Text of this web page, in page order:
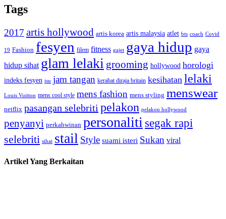
Tags
2017 artis hollywood artis korea artis malaysia atlet bts coach Covid
19 Fashion fesyen filem fitness gajet gaya hidup gaya
hidup sihat glam lelaki grooming hollywood horologi
indeks fesyen isu jam tangan kerabat diraja britain kesihatan lelaki
Louis Vuitton mens cool style mens fashion mens styling menswear
netflix pasangan selebriti pelakon pelakon hollywood
penyanyi perkahwinan personaliti segak rapi
selebriti sihat stail Style suami isteri Sukan viral
Artikel Yang Berkaitan